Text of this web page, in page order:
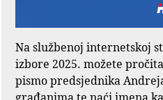
Na službenoj internetskoj
izbore 2025. možete
pismo predsjednika
građanima te naći imena